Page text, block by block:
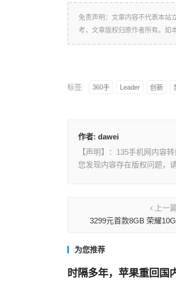
免责声明：文章内容不代表本站
考，文章版权归原作者所有。如
标签: 360手 Leader 创新
作者: dawei
【声明】：135手机网内容
您发现内容存在版权问题，
上一
3299元首款8GB 荣耀
为您推荐
时隔多年，苹果重回国